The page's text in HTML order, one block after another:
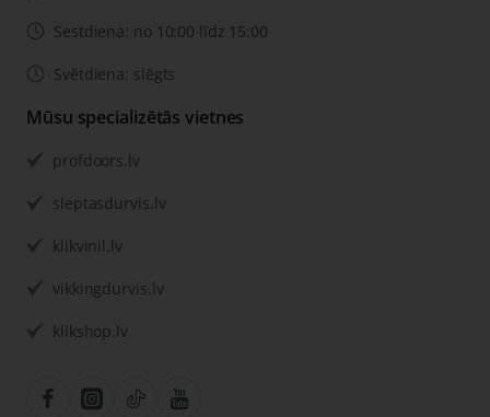
Sestdiena: no 10:00 līdz 15:00
Svētdiena: slēgts
Mūsu specializētās vietnes
profdoors.lv
sleptasdurvis.lv
klikvinil.lv
vikkingdurvis.lv
klikshop.lv